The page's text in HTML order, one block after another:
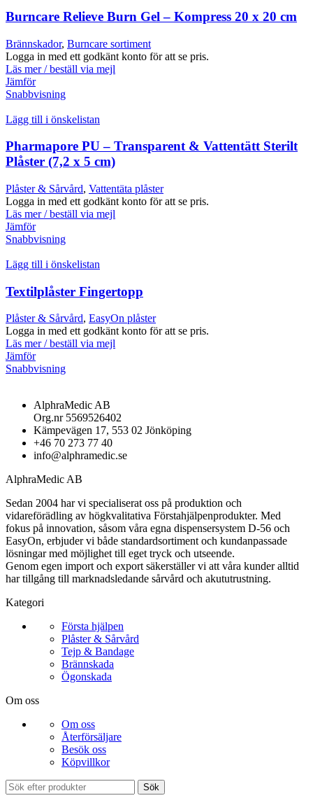
Burncare Relieve Burn Gel – Kompress 20 x 20 cm
Brännskador, Burncare sortiment
Logga in med ett godkänt konto för att se pris.
Läs mer / beställ via mejl
Jämför
Snabbvisning
Lägg till i önskelistan
Pharmapore PU – Transparent & Vattentätt Sterilt
Plåster (7,2 x 5 cm)
Plåster & Sårvård, Vattentäta plåster
Logga in med ett godkänt konto för att se pris.
Läs mer / beställ via mejl
Jämför
Snabbvisning
Lägg till i önskelistan
Textilplåster Fingertopp
Plåster & Sårvård, EasyOn plåster
Logga in med ett godkänt konto för att se pris.
Läs mer / beställ via mejl
Jämför
Snabbvisning
AlphraMedic AB
Org.nr 5569526402
Kämpevägen 17, 553 02 Jönköping
+46 70 273 77 40
info@alphramedic.se
AlphraMedic AB
Sedan 2004 har vi specialiserat oss på produktion och
vidareförädling av högkvalitativa Förstahjälpenprodukter. Med
fokus på innovation, såsom våra egna dispensersystem D-56 och
EasyOn, erbjuder vi både standardsortiment och kundanpassade
lösningar med möjlighet till eget tryck och utseende.
Genom egen import och export säkerställer vi att våra kunder alltid
har tillgång till marknadsledande sårvård och akututrustning.
Kategori
Första hjälpen
Plåster & Sårvård
Tejp & Bandage
Brännskada
Ögonskada
Om oss
Om oss
Återförsäljare
Besök oss
Köpvillkor
Sök